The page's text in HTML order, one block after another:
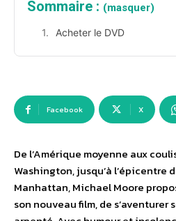
Sommaire : (masquer)
Acheter le DVD
Facebook X
De l’Amérique moyenne aux
Washington, jusqu’à l’épicentre
Manhattan, Michael Moore
son nouveau film, de